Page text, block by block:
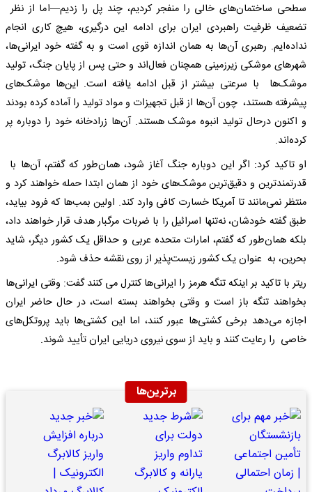
سطحی ساختمان‌های خالی را منفجر کردیم، چند پل را زدیم—اما از نظر
تضعیف ظرفیت راهبردی ایران برای ادامه این درگیری، هیچ کاری انجام
نداده‌ایم. رهبری آن‌ها به همان اندازه قوی است و به گفته خود ایرانی‌ها،
شهرهای موشکی زیرزمینی همچنان فعال‌اند و حتی پس از پایان جنگ، تولید
موشک‌ها با سرعتی بیشتر از قبل ادامه یافته است. این‌ها موشک‌های
پیشرفته هستند، چون آن‌ها از قبل تجهیزات و مواد تولید را آماده کرده بودند
و اکنون درحال تولید انبوه موشک هستند. آن‌ها زرادخانه خود را دوباره پر
کرده‌اند.
او تاکید کرد: اگر این دوباره جنگ آغاز شود، همان‌طور که گفتم، آن‌ها با
قدرتمندترین و دقیق‌ترین موشک‌های خود از همان ابتدا حمله خواهند کرد و
منتظر نمی‌مانند تا آمریکا خسارت کافی وارد کند. اولین بمب‌ها که فرود بیاید،
طبق گفته خودشان، نه‌تنها اسرائیل را با ضربات مرگبار هدف قرار خواهند داد،
بلکه همان‌طور که گفتم، امارات متحده عربی و حداقل یک کشور دیگر، شاید
بحرین، به عنوان یک کشور زیست‌پذیر از روی نقشه حذف شود.
ریتر با تاکید بر اینکه تنگه هرمز را ایرانی‌ها کنترل می کنند گفت: وقتی ایرانی‌ها
بخواهند تنگه باز است و وقتی بخواهند بسته است، در حال حاضر ایران
اجازه می‌دهد برخی کشتی‌ها عبور کنند، اما این کشتی‌ها باید پروتکل‌های
خاصی را رعایت کنند و باید از سوی نیروی دریایی ایران تأیید شوند.
برترین‌ها